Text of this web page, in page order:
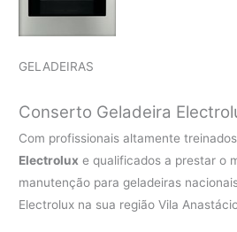
GELADEIRAS
Conserto Geladeira
Com profissionais altamente
Electrolux e qualificados a prestar o
manutenção para geladeiras
Electrolux na sua região Vila